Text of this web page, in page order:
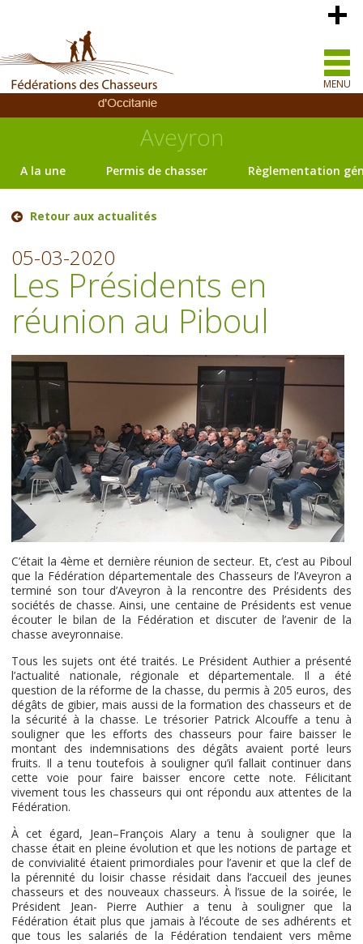
MENU
Aveyron
A la une Permis de chasser Règlementation
Retour aux actualités
05-03-2020
Les Présidents en
réunion au Piboul
C’était la 4ème et dernière réunion de secteur. Et, c’est au Piboul
que la Fédération départementale des Chasseurs de l’Aveyron a
terminé son tour d’Aveyron à la rencontre des Présidents des
sociétés de chasse. Ainsi, une centaine de Présidents est venue
écouter le bilan de la Fédération et discuter de l’avenir de la
chasse aveyronnaise.
Tous les sujets ont été traités. Le Président Authier a présenté
l’actualité nationale, régionale et départementale. Il a été
question de la réforme de la chasse, du permis à 205 euros, des
dégâts de gibier, mais aussi de la formation des chasseurs et de
la sécurité à la chasse. Le trésorier Patrick Alcouffe a tenu à
souligner que les efforts des chasseurs pour faire baisser le
montant des indemnisations des dégâts avaient porté leurs
fruits. Il a tenu toutefois à souligner qu’il fallait continuer dans
cette voie pour faire baisser encore cette note. Félicitant
vivement tous les chasseurs qui ont répondu aux attentes de la
Fédération.
À cet égard, Jean–François Alary a tenu à souligner que la
chasse était en pleine évolution et que les notions de partage et
de convivialité étaient primordiales pour l’avenir et que la clef de
la pérennité du loisir chasse résidait dans l’accueil des jeunes
chasseurs et des nouveaux chasseurs. À l’issue de la soirée, le
Président Jean- Pierre Authier a tenu à souligner que la
Fédération était plus que jamais à l’écoute de ses adhérents et
que tous les salariés de la Fédération tendaient vers même